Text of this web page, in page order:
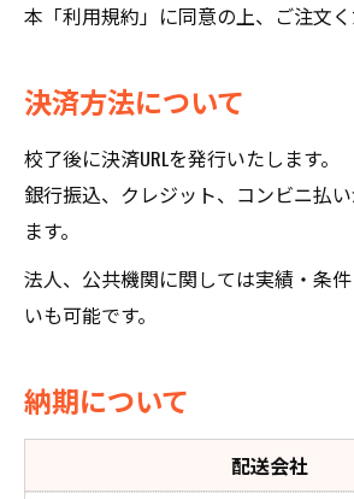
本「利用規約」に同意の上、ご注文く
決済方法について
校了後に決済URLを発行いたします。
銀行振込、クレジット、コンビニ払
ます。
法人、公共機関に関しては実績・条
いも可能です。
納期について
配送会社